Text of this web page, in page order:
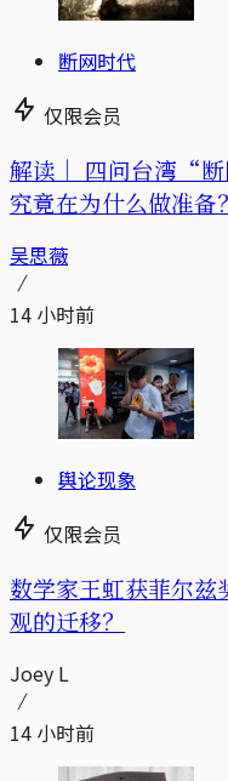
断网时代
仅限会员
解读｜ 四问台湾“断
究竟在为什么做准备？
吴思薇
14 小时前
舆论现象
仅限会员
数学家王虹获菲尔兹
观的迁移？
Joey L
14 小时前